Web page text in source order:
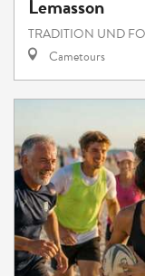
Lemasson
TRADITION UND
Cametours